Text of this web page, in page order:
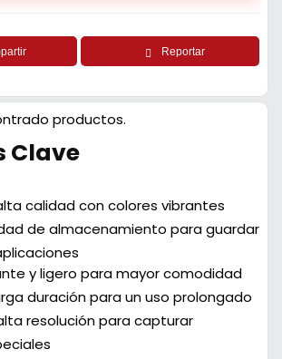
Reportar
productos.
Clave
calidad con colores vibrantes
de almacenamiento para guardar
y ligero para mayor comodidad
duración para un uso prolongado
resolución para capturar